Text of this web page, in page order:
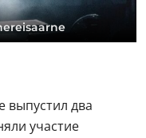
выпустил два
участие